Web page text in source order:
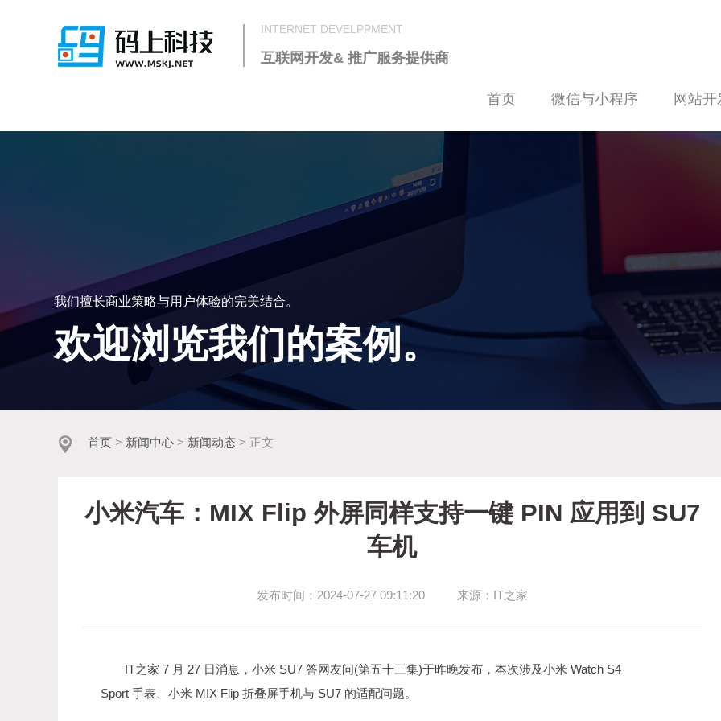
INTERNET DEVELPPMENT
互联网开发& 推广服务提供商
首页 微信与小程序 网站开
我们擅长商业策略与用户体验的完美结合。
欢迎浏览我们的案例。
首页 > 新闻中心 > 新闻动态 > 正文
小米汽车：MIX Flip 外屏同样支持一键 PIN 应用到 SU7
车机
发布时间：2024-07-27 09:11:20 来源：IT之家
IT之家 7 月 27 日消息，小米 SU7 答网友问(第五十三集)于昨晚发布，本次涉及小米 Watch S4
Sport 手表、小米 MIX Flip 折叠屏手机与 SU7 的适配问题。